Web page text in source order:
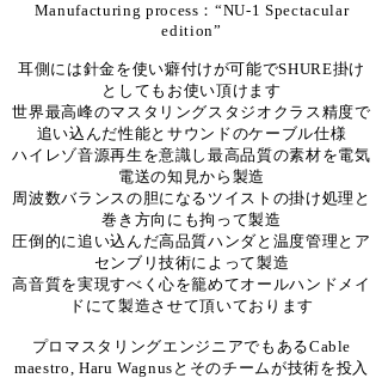
Manufacturing process：“NU-1 Spectacular
edition”
耳側には針金を使い癖付けが可能でSHURE掛け
としてもお使い頂けます
世界最高峰のマスタリングスタジオクラス精度で
追い込んだ性能とサウンドのケーブル仕様
ハイレゾ音源再生を意識し最高品質の素材を電気
電送の知見から製造
周波数バランスの胆になるツイストの掛け処理と
巻き方向にも拘って製造
圧倒的に追い込んだ高品質ハンダと温度管理とア
センブリ技術によって製造
高音質を実現すべく心を籠めてオールハンドメイ
ドにて製造させて頂いております
プロマスタリングエンジニアでもあるCable
maestro, Haru Wagnusとそのチームが技術を投入